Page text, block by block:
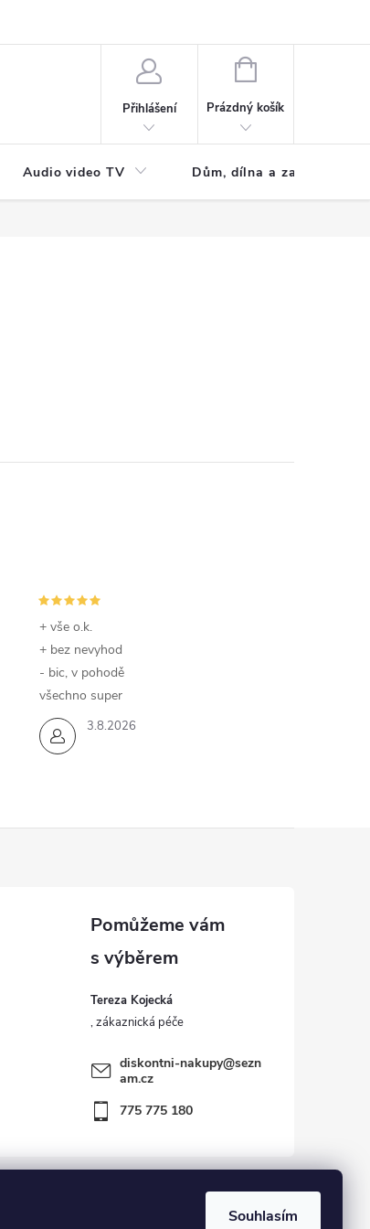
Souhlasím
Přihlášení
NÁKUPNÍ
Prázdný košík
Audio video TV Dům, dílna a zahrada
3.8.2026
+ vše o.k.
+ bez nevyhod
- bic, v pohodě
všechno super
Tereza Kojecká
diskontni-nakupy@sezn
am.cz
775 775 180